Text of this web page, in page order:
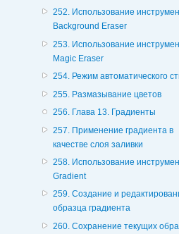
252. Использование
Background Eraser
253. Использование
Magic Eraser
254. Режим автоматического
255. Размазывание цветов
256. Глава 13. Градиенты
257. Применение градиента в
качестве слоя заливки
258. Использование
Gradient
259. Создание и
образца градиента
260. Сохранение текущих